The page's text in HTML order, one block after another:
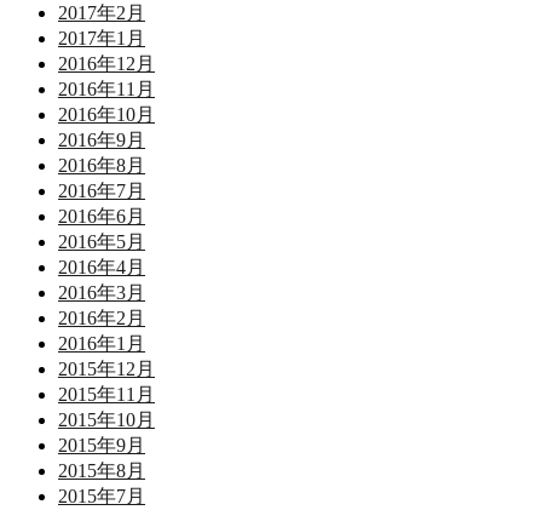
2017年2月
2017年1月
2016年12月
2016年11月
2016年10月
2016年9月
2016年8月
2016年7月
2016年6月
2016年5月
2016年4月
2016年3月
2016年2月
2016年1月
2015年12月
2015年11月
2015年10月
2015年9月
2015年8月
2015年7月